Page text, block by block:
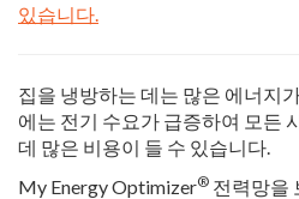
있습니다.
집을 냉방하는 데는 많은 에너지
에는 전기 수요가 급증하여 모든
데 많은 비용이 들 수 있습니다.
My Energy Optimizer® 전력망을